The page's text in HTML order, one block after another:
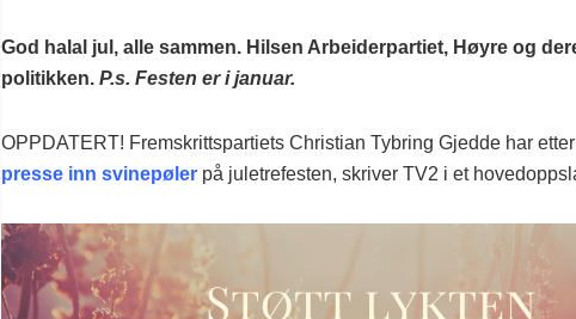
God halal jul, alle sammen. Hilsen Arbeiderpartiet, Høyre og
politikken. P.s. Festen er i januar.
OPPDATERT! Fremskrittspartiets Christian Tybring Gjedde har
presse inn svinepøler på juletrefesten, skriver TV2 i et